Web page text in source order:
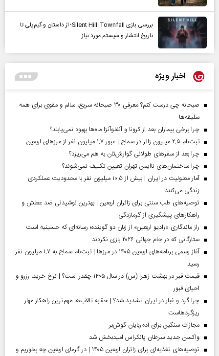
بررسی بازی Silent Hill: Townfall؛ از داستان و گیم‌پلی تا
تاریخ انتشار و سیستم مورد نیاز
اخبار ویژه
صبحانه چی درست کنم؟ معرفی ۳۰ صبحانه سریع، سالم و مقوی برای همه
سلیقه‌ها
چرا برخی بیماران بعد از کرونا و آنفلوآنزا ماه‌ها بهبود نمی‌یابند؟
ثبت‌نام ۲.۵ میلیون زائر در سماح | عبور ۱.۷ میلیون نفر از مرز‌های اربعین
چرا بعد از سفرهای طولانی گوارش‌تان به هم می‌ریزد؟
چرا ساختمان‌های ناایمن تهران تعیین تکلیف نمی‌شوند؟
آمار معلولیت در ایران | بیش از ۱۰.۵ میلیون نفر با محدودیت عملکردی
زندگی می‌کنند
توصیه‌های طب سنتی برای زائران اربعین | بهترین نوشیدنی ضد عطش و
راهکارهای پیشگیری از گرمازدگی
راز ماندگاری «رادیو اربعین» از زبان دو گوینده؛ رسانه‌ای که حسینیه است
ستارگانی که در جام جهانی ۲۰۲۶ بازی نکردند
آغاز رسمی برنامه‌های اربعین ۱۴۰۵ در مرز‌ها | ثبت‌نام سماح به ۱.۷ میلیون نفر
رسید
قیمت قبر در بهشت زهرا (س) در سال ۱۴۰۵ چقدر است؟ | نرخ خرید، رزرو و
احیای قبور
چرا گرد و غبار در ایران تشدید شد؟ | حقابه تالاب‌ها مهم‌ترین راهکار مهار
ریزگردهاست
مجازات سنگین برای آدم‌ربایان گوش‌بر
واکسن جدید سرطان پانکراس امیدبخش شد
توصیه‌های تغذیه‌ای برای زائران اربعین ۱۴۰۵ | در گرمای اربعین چه بخوریم و